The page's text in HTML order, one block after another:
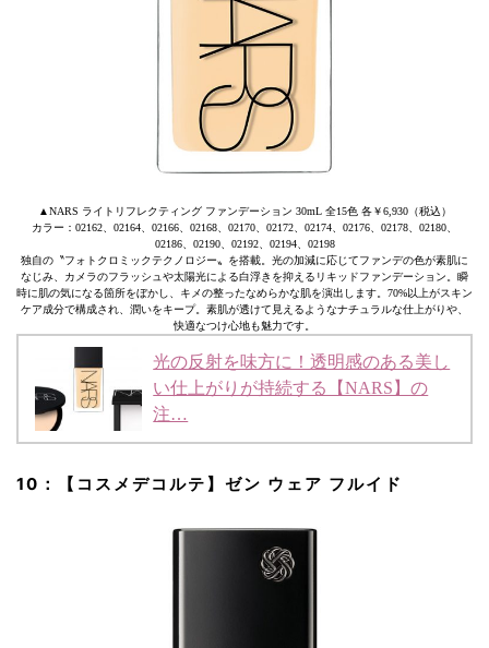
▲NARS ライトリフレクティング ファンデーション 30mL 全15色 各￥6,930（税込）
カラー：02162、02164、02166、02168、02170、02172、02174、02176、02178、02180、
02186、02190、02192、02194、02198
独自の〝フォトクロミックテクノロジー〟を搭載。光の加減に応じてファンデの色が素肌に
なじみ、カメラのフラッシュや太陽光による白浮きを抑えるリキッドファンデーション。瞬
時に肌の気になる箇所をぼかし、キメの整ったなめらかな肌を演出します。70%以上がスキン
ケア成分で構成され、潤いをキープ。素肌が透けて見えるようなナチュラルな仕上がりや、
快適なつけ心地も魅力です。
光の反射を味方に！透明感のある美し
い仕上がりが持続する【NARS】の
注…
10：【コスメデコルテ】ゼン ウェア フルイド